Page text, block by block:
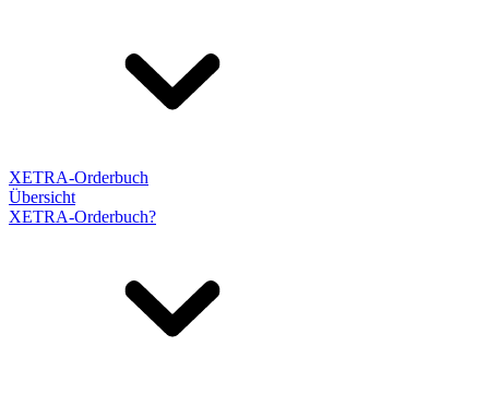
XETRA-Orderbuch
Übersicht
XETRA-Orderbuch?